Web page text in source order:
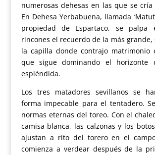
numerosas dehesas en las que se
En Dehesa Yerbabuena, llamada
propiedad de Espartaco, se palpa
rincones el recuerdo de la más grande,
la capilla donde contrajo matrimonio
que sigue dominando el horizonte
espléndida.
Los tres matadores sevillanos se
forma impecable para el tentadero.
normas eternas del toreo. Con el
camisa blanca, las calzonas y los
ajustan a rito del torero en el
comienza a verdear después de la